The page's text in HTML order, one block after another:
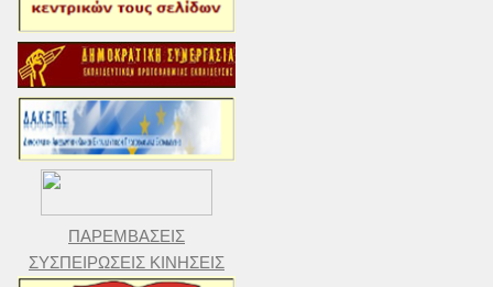
ΠΑΡΕΜΒΑΣΕΙΣ
ΣΥΣΠΕΙΡΩΣΕΙΣ ΚΙΝΗΣΕΙΣ